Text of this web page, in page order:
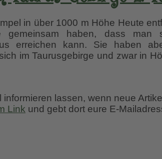
in über 1000 m Höhe Heute
gemeinsam haben, dass
erreichen kann. Sie haben
im Taurusgebirge und zwar in
lassen, wenn neue
Link und gebt dort eure E-